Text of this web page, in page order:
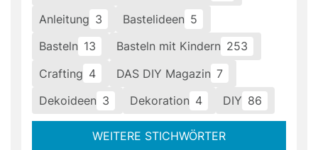
Anleitung 3 Bastelideen 5
Basteln 13 Basteln mit Kindern 253
Crafting 4 DAS DIY Magazin 7
Dekoideen 3 Dekoration 4 DIY 86
WEITERE STICHWÖRTER